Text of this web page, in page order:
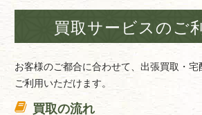
志木市館2-6-14
買取サービスのご
お客様のご都合に合わせて、出張買取・
ご利用いただけます。
買取の流れ